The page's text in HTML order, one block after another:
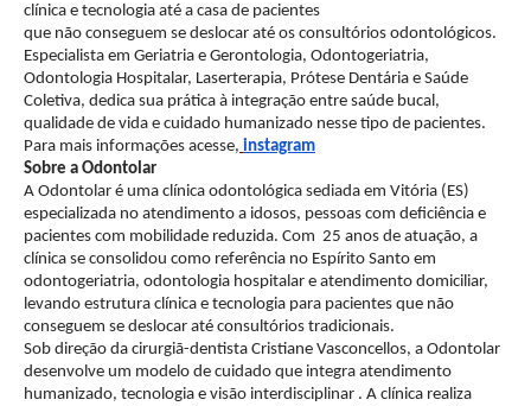
clínica e tecnologia até a casa de pacientes
que não conseguem se deslocar até os consultórios odontológicos.
Especialista em Geriatria e Gerontologia, Odontogeriatria,
Odontologia Hospitalar, Laserterapia, Prótese Dentária e Saúde
Coletiva, dedica sua prática à integração entre saúde bucal,
qualidade de vida e cuidado humanizado nesse tipo de pacientes.
Para mais informações acesse, instagram
Sobre a Odontolar
A Odontolar é uma clínica odontológica sediada em Vitória (ES)
especializada no atendimento a idosos, pessoas com deficiência e
pacientes com mobilidade reduzida. Com 25 anos de atuação, a
clínica se consolidou como referência no Espírito Santo em
odontogeriatria, odontologia hospitalar e atendimento domiciliar,
levando estrutura clínica e tecnologia para pacientes que não
conseguem se deslocar até consultórios tradicionais.
Sob direção da cirurgiã-dentista Cristiane Vasconcellos, a Odontolar
desenvolve um modelo de cuidado que integra atendimento
humanizado, tecnologia e visão interdisciplinar . A clínica realiza